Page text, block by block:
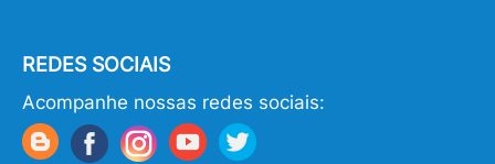
REDES SOCIAIS
Acompanhe nossas redes sociais: